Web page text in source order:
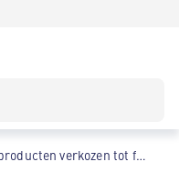
Tien ALDI producten verkozen tot favoriet door de Nederlandse consument